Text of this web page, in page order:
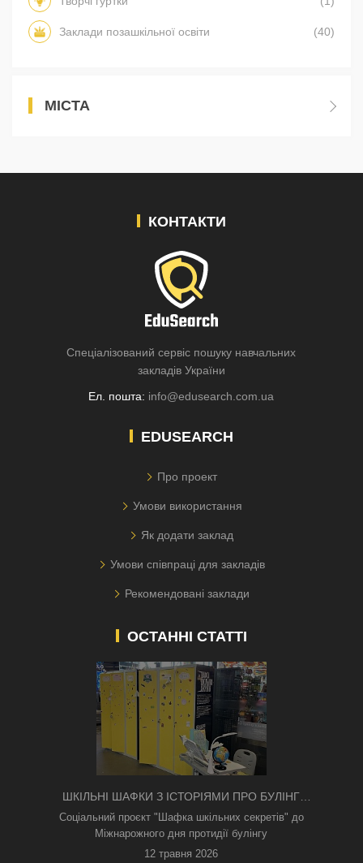
Заклади позашкільної освіти (40)
МІСТА
КОНТАКТИ
Спеціалізований сервіс пошуку навчальних
закладів України
Ел. пошта: info@edusearch.com.ua
EDUSEARCH
Про проект
Умови використання
Як додати заклад
Умови співпраці для закладів
Рекомендовані заклади
ОСТАННІ СТАТТІ
ШКІЛЬНІ ШАФКИ З ІСТОРІЯМИ ПРО БУЛІНГ
З'ЯВИЛИСЯ В КИЄВІ
Соціальний проєкт "Шафка шкільних секретів" до
Міжнарожного дня протидії булінгу
12 травня 2026